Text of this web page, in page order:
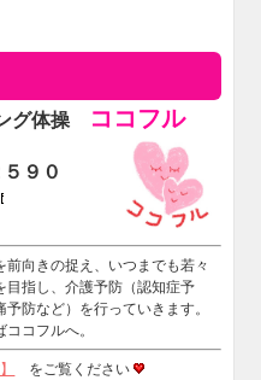
グ体操 ココフル
９０
向きの捉え、いつまでも若々
目指し、介護予防（認知症予
防など）を行っていきます。
コフルへ。
をご覧ください